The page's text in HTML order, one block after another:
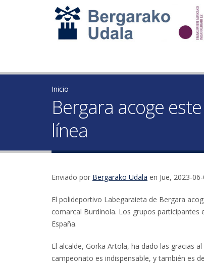
Inicio
Bergara acoge
línea
Enviado por Bergarako Udala en Jue, 2023-
El polideportivo Labegaraieta de Bergara
comarcal Burdinola. Los grupos participantes
España.
El alcalde, Gorka Artola, ha dado las gracias
campeonato es indispensable, y también es